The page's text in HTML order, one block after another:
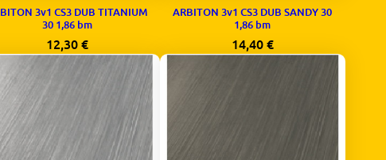
3v1 CS3 DUB TITANIUM
30 1,86 bm
12,30 €
ARBITON 3v1 CS3 DUB SANDY 30
1,86 bm
14,40 €